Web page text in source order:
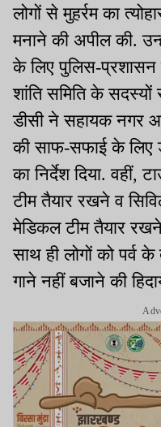
लोगों से मुहर्रम का
मनाने की अपील की.
के लिए पुलिस-प्रशासन
शांति समिति के
डीसी ने सहायक नगर
की साफ-सफाई के लिए
का निर्देश दिया. वहीं,
टीम तैयार रखने व
मेडिकल टीम तैयार
साथ ही लोगों को पर्व
गाने नहीं बजाने की